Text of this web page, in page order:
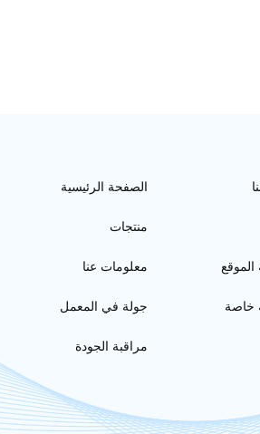
الصفحة الرئيسية
منتجات
معلومات عنا
جولة في المعمل
مراقبة الجودة
خاصة